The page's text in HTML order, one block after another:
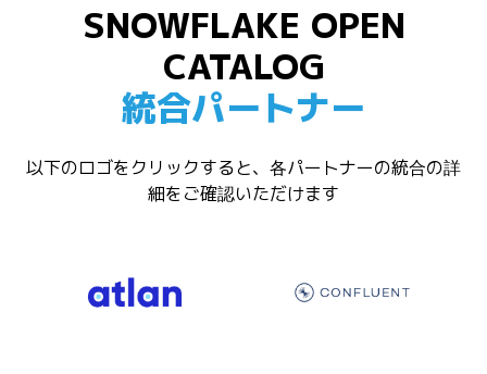
SNOWFLAKE OPEN
CATALOG
統合パートナー
以下のロゴをクリックすると、各パートナーの統合の詳
細をご確認いただけます